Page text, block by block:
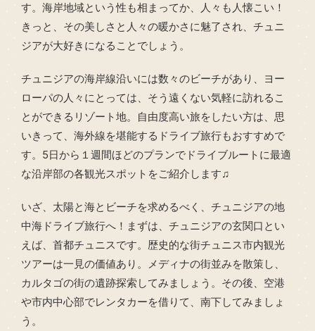
す。海岸地域という性も相まってか、人々も人懐こい！
きっと、その美しさと人々の暖かさに魅了され、チュニ
ジアが大好きになることでしょう。
チュニジアの海岸線沿いには数々のビーチがあり、ヨー
ローパの人々にとっては、そう遠くない気軽に訪れるこ
とができるリゾート地。自由度高い旅をしたい方は、思
いきって、海外線を堪能するドライブ旅行もおすすめで
す。5日から１週間ほどのプランでドライブルートに最適
な沿岸部の各観光スポットをご紹介します♫
いざ、太陽と海とビーチを求めるべく、チュニジアの地
中海ドライブ旅行へ！まずは、チュニジアの玄関口とい
えば、首都チュニスです。歴史的な街チュニス市内観光
ツアーは一見の価値あり。メディナの街並みを散策し、
カルタゴの街の遺跡探索してみましょう。その後、空港
や市内中心部でレンタカーを借りて、南下してみましょ
う。